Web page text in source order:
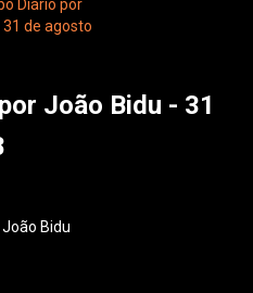
João Bidu - 31
Bidu